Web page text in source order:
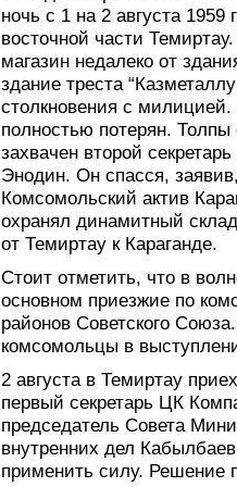
ночь с 1 на 2 августа
восточной части
магазин недалеко от
здание треста
столкновения с
полностью потерян.
захвачен второй
Энодин. Он спасся,
Комсомольский актив
охранял динамитный
от Темиртау к Караганде.
Стоит отметить, что в
основном приезжие по
районов Советского
комсомольцы в
2 августа в Темиртау
первый секретарь ЦК
председатель Совета
внутренних дел
применить силу.